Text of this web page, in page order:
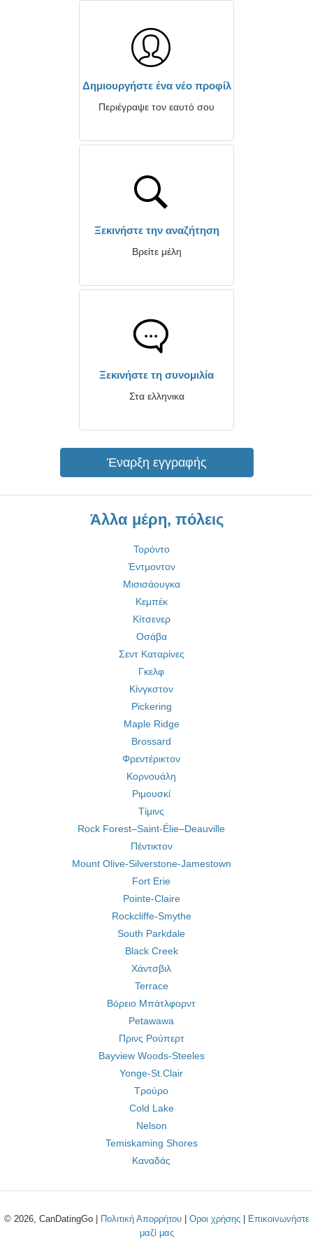
Δημιουργήστε ένα νέο προφίλ
Περιέγραψε τον εαυτό σου
Ξεκινήστε την αναζήτηση
Βρείτε μέλη
Ξεκινήστε τη συνομιλία
Στα ελληνικα
Έναρξη εγγραφής
Άλλα μέρη, πόλεις
Τορόντο
Έντμοντον
Μισισάουγκα
Κεμπέκ
Κίτσενερ
Οσάβα
Σεντ Καταρίνες
Γκελφ
Κίνγκστον
Pickering
Maple Ridge
Brossard
Φρεντέρικτον
Κορνουάλη
Ριμουσκί
Τίμινς
Rock Forest–Saint-Élie–Deauville
Πέντικτον
Mount Olive-Silverstone-Jamestown
Fort Erie
Pointe-Claire
Rockcliffe-Smythe
South Parkdale
Black Creek
Χάντσβιλ
Terrace
Βόρειο Μπάτλφορντ
Petawawa
Πρινς Ρούπερτ
Bayview Woods-Steeles
Yonge-St.Clair
Τρούρο
Cold Lake
Nelson
Temiskaming Shores
Καναδάς
© 2026, CanDatingGo | Πολιτική Απορρήτου| Οροι χρήσης|
Επικοινωνήστε
μαζί μας